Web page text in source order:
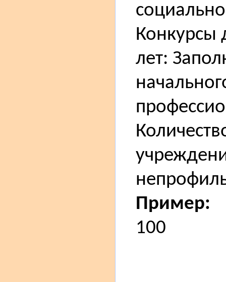
Конкурсы
лет:
Пример:
100